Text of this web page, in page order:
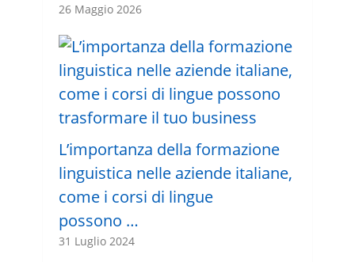
26 Maggio 2026
L’importanza della formazione
linguistica nelle aziende italiane,
come i corsi di lingue
possono …
31 Luglio 2024